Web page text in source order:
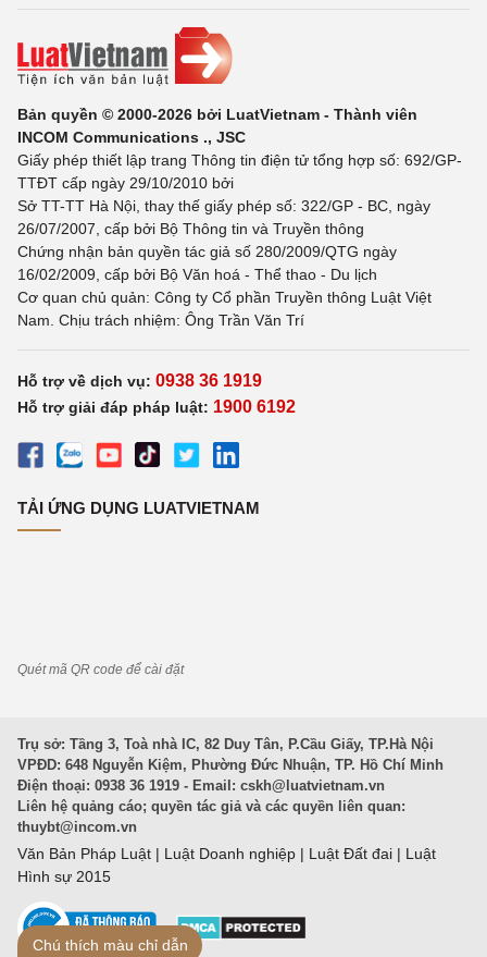
Bản quyền © 2000-2026 bởi LuatVietnam - Thành viên
INCOM Communications ., JSC
Giấy phép thiết lập trang Thông tin điện tử tổng hợp số: 692/GP-
TTĐT cấp ngày 29/10/2010 bởi
Sở TT-TT Hà Nội, thay thế giấy phép số: 322/GP - BC, ngày
26/07/2007, cấp bởi Bộ Thông tin và Truyền thông
Chứng nhận bản quyền tác giả số 280/2009/QTG ngày
16/02/2009, cấp bởi Bộ Văn hoá - Thể thao - Du lịch
Cơ quan chủ quản: Công ty Cổ phần Truyền thông Luật Việt
Nam. Chịu trách nhiệm: Ông Trần Văn Trí
Hỗ trợ về dịch vụ: 0938 36 1919
Hỗ trợ giải đáp pháp luật: 1900 6192
TẢI ỨNG DỤNG LUATVIETNAM
Quét mã QR code để cài đặt
Trụ sở: Tầng 3, Toà nhà IC, 82 Duy Tân, P.Cầu Giấy, TP.Hà Nội
VPĐD: 648 Nguyễn Kiệm, Phường Đức Nhuận, TP. Hồ Chí Minh
Điện thoại: 0938 36 1919 - Email: cskh@luatvietnam.vn
Liên hệ quảng cáo; quyền tác giả và các quyền liên quan:
thuybt@incom.vn
Văn Bản Pháp Luật | Luật Doanh nghiệp | Luật Đất đai | Luật
Hình sự 2015
Chú thích màu chỉ dẫn